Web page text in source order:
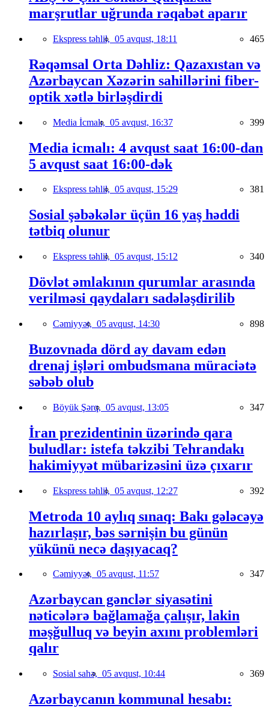
marşrutlar uğrunda rəqabət aparır
Ekspress təhlil, 05 avqust, 18:11 465
Rəqəmsal Orta Dəhliz: Qazaxıstan və
Azərbaycan Xəzərin sahillərini fiber-
optik xətlə birləşdirdi
Media İcmalı, 05 avqust, 16:37 399
Media icmalı: 4 avqust saat 16:00-dan
5 avqust saat 16:00-dək
Ekspress təhlil, 05 avqust, 15:29 381
Sosial şəbəkələr üçün 16 yaş həddi
tətbiq olunur
Ekspress təhlil, 05 avqust, 15:12 340
Dövlət əmlakının qurumlar arasında
verilməsi qaydaları sadələşdirilib
Cəmiyyət, 05 avqust, 14:30 898
Buzovnada dörd ay davam edən
drenaj işləri ombudsmana müraciətə
səbəb olub
Böyük Şərq, 05 avqust, 13:05 347
İran prezidentinin üzərində qara
buludlar: istefa təkzibi Tehrandakı
hakimiyyət mübarizəsini üzə çıxarır
Ekspress təhlil, 05 avqust, 12:27 392
Metroda 10 aylıq sınaq: Bakı gələcəyə
hazırlaşır, bəs sərnişin bu günün
yükünü necə daşıyacaq?
Cəmiyyət, 05 avqust, 11:57 347
Azərbaycan gənclər siyasətini
nəticələrə bağlamağa çalışır, lakin
məşğulluq və beyin axını problemləri
qalır
Sosial sahə, 05 avqust, 10:44 369
Azərbaycanın kommunal hesabı: